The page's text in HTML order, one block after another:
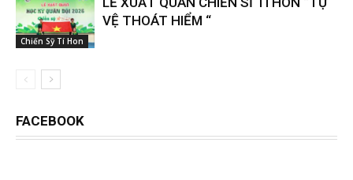
Chiến Sỹ Tí Hon
VỆ THOÁT HIỂM “
FACEBOOK